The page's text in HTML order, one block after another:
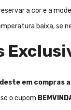
a cor e a
baixa, se
em compras
o cupom